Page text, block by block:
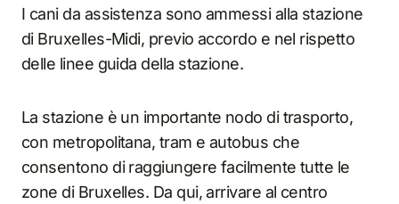
I cani da assistenza sono ammessi alla stazione
di Bruxelles-Midi, previo accordo e nel rispetto
delle linee guida della stazione.
La stazione è un importante nodo di trasporto,
con metropolitana, tram e autobus che
consentono di raggiungere facilmente tutte le
zone di Bruxelles. Da qui, arrivare al centro